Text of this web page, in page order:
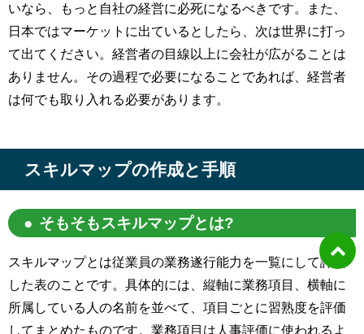
いなら、もっと自社の経営に必死になるべきです。また、
日本ではマーケットに出ているとしたら、次は世界に打っ
て出てください。経営者の目線以上に会社が広がることは
ありません。その過程で必要になることであれば、経営者
は何でも取り入れる必要があります。
スキルマップの作成と手順
そもそもスキルマップとは?
スキルマップとは従業員の業務遂行能力を一覧にして評価
した表のことです。具体的には、縦軸に業務項目、横軸に
所属している人の名前を並べて、項目ごとに習熟度を評価
してまとめたものです。業務項目は人事評価に使われるよ